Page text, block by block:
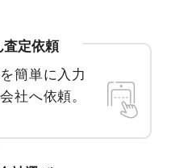
査定依頼
簡単に入力
社へ依頼。